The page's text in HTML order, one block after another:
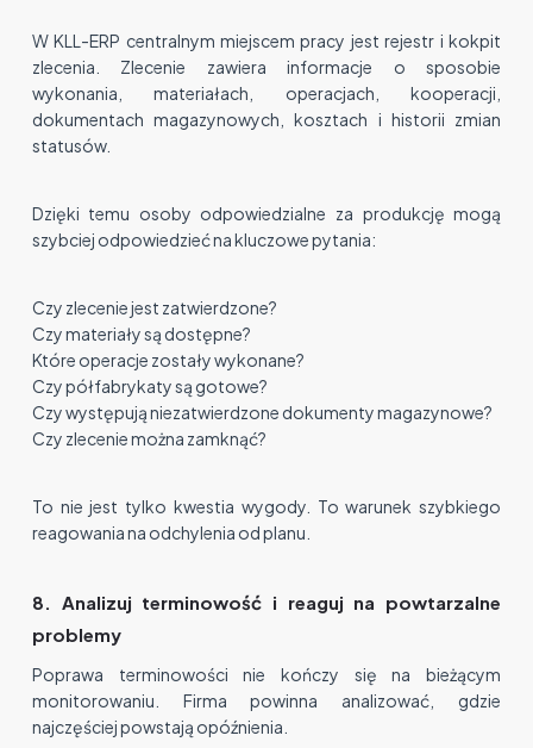
W KLL-ERP centralnym miejscem pracy jest rejestr i kokpit
zlecenia. Zlecenie zawiera informacje o sposobie
wykonania, materiałach, operacjach, kooperacji,
dokumentach magazynowych, kosztach i historii zmian
statusów.
Dzięki temu osoby odpowiedzialne za produkcję mogą
szybciej odpowiedzieć na kluczowe pytania:
Czy zlecenie jest zatwierdzone?
Czy materiały są dostępne?
Które operacje zostały wykonane?
Czy półfabrykaty są gotowe?
Czy występują niezatwierdzone dokumenty magazynowe?
Czy zlecenie można zamknąć?
To nie jest tylko kwestia wygody. To warunek szybkiego
reagowania na odchylenia od planu.
8. Analizuj terminowość i reaguj na powtarzalne
problemy
Poprawa terminowości nie kończy się na bieżącym
monitorowaniu. Firma powinna analizować, gdzie
najczęściej powstają opóźnienia.